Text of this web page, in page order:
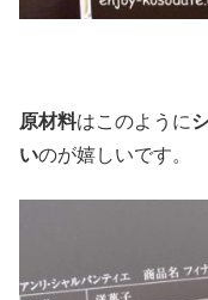
原材料はこのように
いのが嬉しいです。